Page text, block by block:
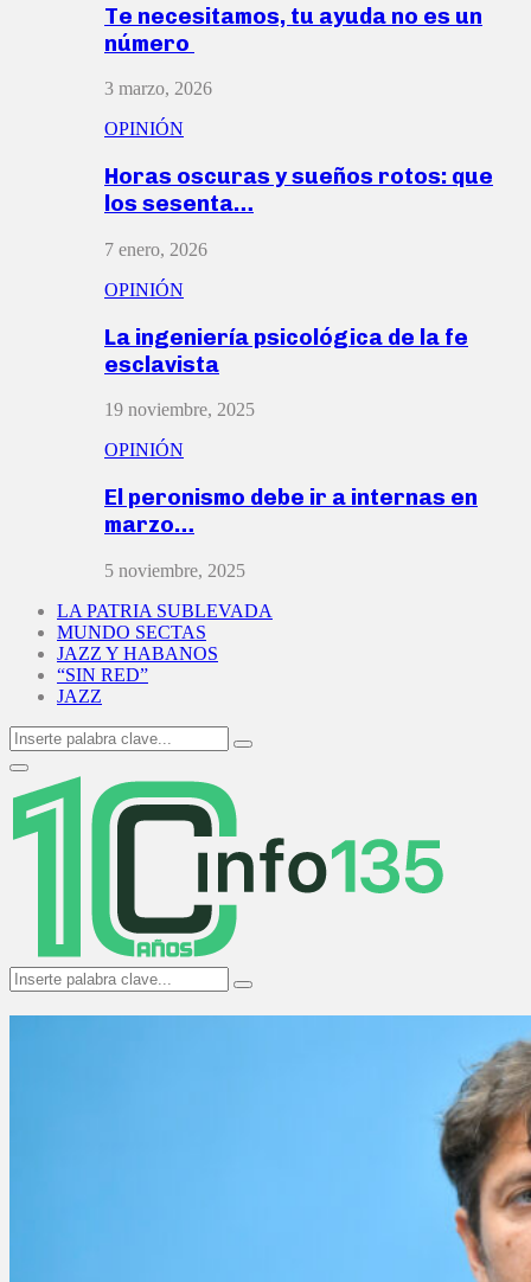
Te necesitamos, tu ayuda no es un
número
3 marzo, 2026
OPINIÓN
Horas oscuras y sueños rotos: que
los sesenta…
7 enero, 2026
OPINIÓN
La ingeniería psicológica de la fe
esclavista
19 noviembre, 2025
OPINIÓN
El peronismo debe ir a internas en
marzo…
5 noviembre, 2025
LA PATRIA SUBLEVADA
MUNDO SECTAS
JAZZ Y HABANOS
“SIN RED”
JAZZ
Search
for:
Search
Primary
Menu
Search
for:
Search